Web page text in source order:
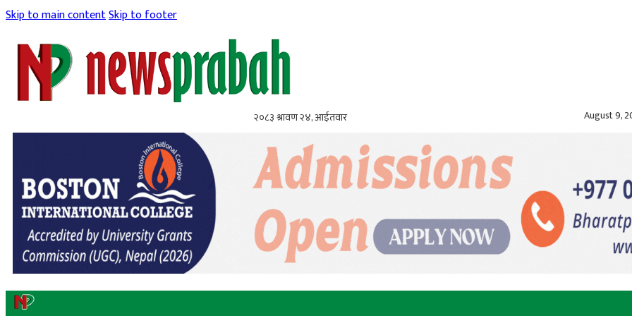
Skip to main contentSkip to footer
२०८३ श्रावण २४, आईतवार August 9,